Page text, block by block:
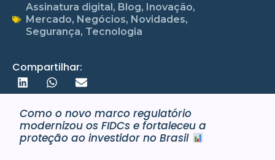
Assinatura digital, Blog, Inovação,
Mercado, Negócios, Novidades,
Segurança, Tecnologia
Compartilhar:
Como o novo marco regulatório
modernizou os FIDCs e fortaleceu a
proteção ao investidor no Brasil